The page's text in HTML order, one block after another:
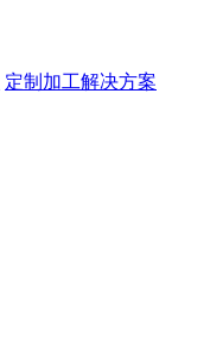
定制加工解决方案